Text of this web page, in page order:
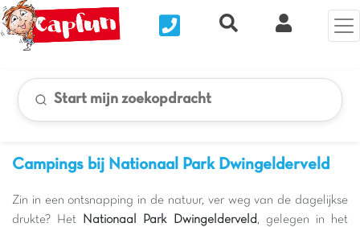
Nous contacterRecherche rapide
Mijn Clix
Start mijn zoekopdracht
Campings bij Nationaal Park Dwingelderveld
Zin in een ontsnapping in de natuur, ver weg van de dagelijkse
drukte? Het
Nationaal Park Dwingelderveld , gelegen in het